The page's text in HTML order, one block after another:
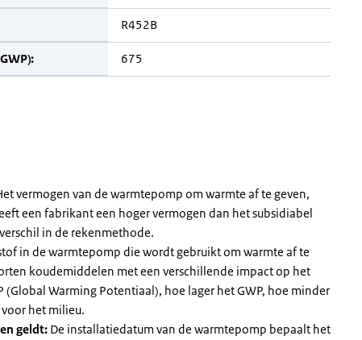
R452B
675
vermogen van de warmtepomp om warmte af te geven,
een fabrikant een hoger vermogen dan het subsidiabel
in de rekenmethode.
in de warmtepomp die wordt gebruikt om warmte af te
koudemiddelen met een verschillende impact op het
(Global Warming Potentiaal), hoe lager het GWP, hoe minder
het milieu.
geldt: De installatiedatum van de warmtepomp bepaalt het